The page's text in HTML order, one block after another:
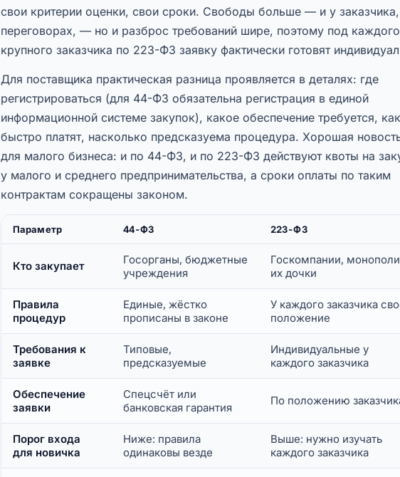
свои критерии оценки, свои сроки. Свободы больше — и у
переговорах, — но и разброс требований шире, поэтому под каждого
крупного заказчика по 223-ФЗ заявку фактически готовят
Для поставщика практическая разница проявляется в деталях: где
регистрироваться (для 44-ФЗ обязательна регистрация в единой
информационной системе закупок), какое обеспечение требуется, как
быстро платят, насколько предсказуема процедура. Хорошая
для малого бизнеса: и по 44-ФЗ, и по 223-ФЗ действуют квоты на
у малого и среднего предпринимательства, а сроки оплаты по таким
контрактам сокращены законом.
Параметр 44-ФЗ 223-ФЗ
Кто закупает
Госорганы, бюджетные
учреждения
Госкомпании,
их дочки
Правила
процедур
Единые, жёстко
прописаны в законе
У каждого заказчика
положение
Требования к
заявке
Типовые,
предсказуемые
Индивидуальные у
каждого заказчика
Обеспечение
заявки
Спецсчёт или
банковская гарантия
По положению
Порог входа
для новичка
Ниже: правила
одинаковы везде
Выше: нужно изучать
каждого заказчика